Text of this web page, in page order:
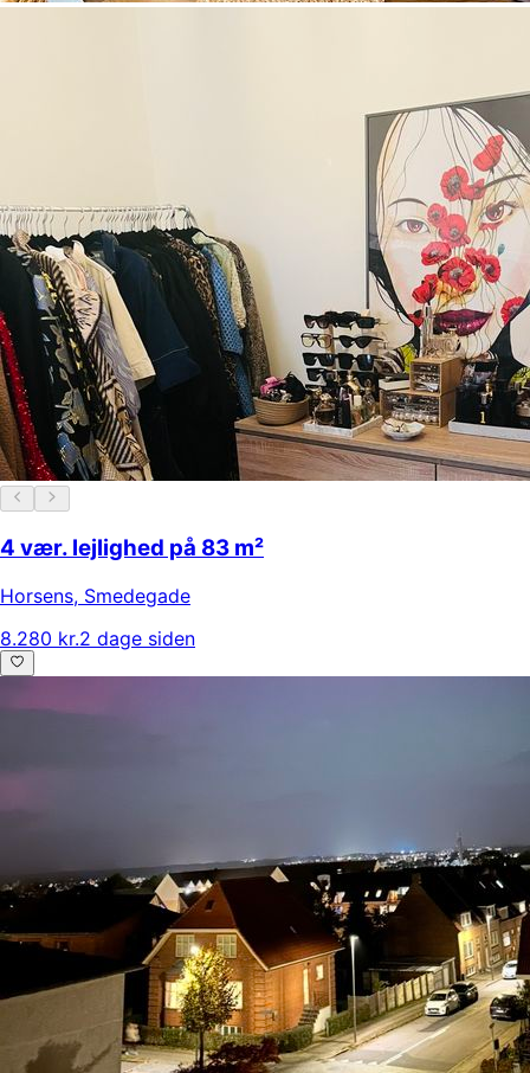
4 vær. lejlighed på 83 m²
Horsens, Smedegade
8.280 kr.2 dage siden